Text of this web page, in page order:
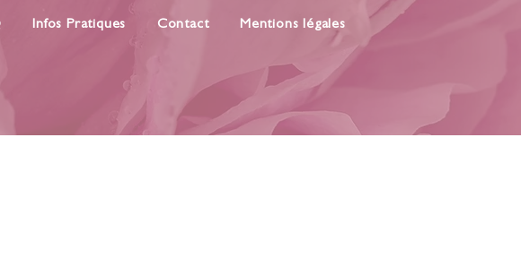
Infos Pratiques Contact Mentions légales